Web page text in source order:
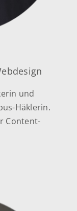
und
Häklerin.
Content-